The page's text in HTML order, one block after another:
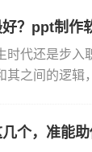
？ppt制作
时代还是步入
其之间的逻辑
个，准能